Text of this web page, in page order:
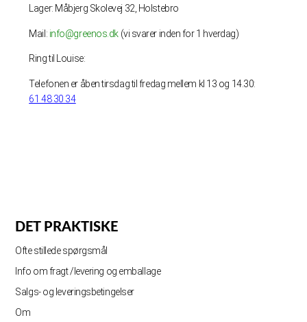
Lager: Måbjerg Skolevej 32, Holstebro
Mail: info@greenos.dk (vi svarer inden for 1 hverdag)
Ring til Louise:
Telefonen er åben tirsdag til fredag mellem kl 13 og 14.30:
61 48 30 34
DET PRAKTISKE
Ofte stillede spørgsmål
Info om fragt /levering og emballage
Salgs- og leveringsbetingelser
Om